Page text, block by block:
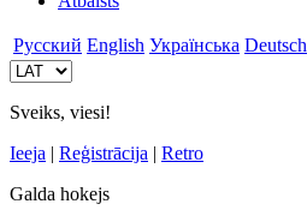
Русский English Українська Deutsch
Sveiks, viesi!
Ieeja | Reģistrācija | Retro
Galda hokejs